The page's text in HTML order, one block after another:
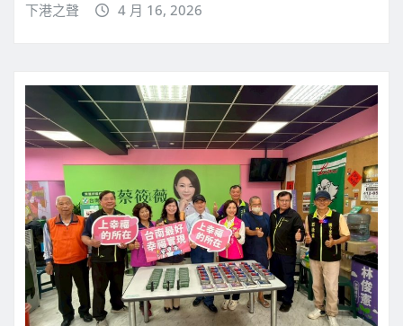
下港之聲 4 月 16, 2026